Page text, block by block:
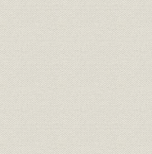
発行済株式総数・株主の推移 1956年度
所有者別株式所有の分布状況 1956.4.30
所有数別株式所有の分布状況 1956.4.30
株価・出来高の推移